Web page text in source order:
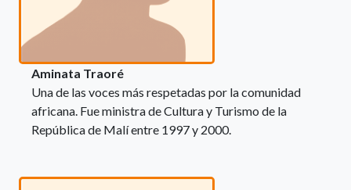
Aminata Traoré
Una de las voces más respetadas por la comunidad
africana. Fue ministra de Cultura y Turismo de la
República de Malí entre 1997 y 2000.